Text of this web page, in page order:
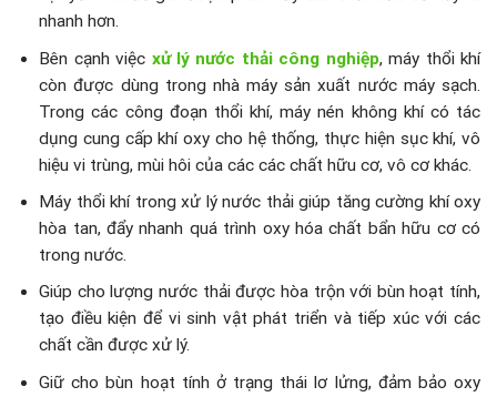
nhanh hơn.
Bên cạnh việc xử lý nước thải công nghiệp, máy thổi khí
còn được dùng trong nhà máy sản xuất nước máy sạch.
Trong các công đoạn thổi khí, máy nén không khí có tác
dụng cung cấp khí oxy cho hệ thống, thực hiện sục khí, vô
hiệu vi trùng, mùi hôi của các các chất hữu cơ, vô cơ khác.
Máy thổi khí trong xử lý nước thải giúp tăng cường khí oxy
hòa tan, đẩy nhanh quá trình oxy hóa chất bẩn hữu cơ có
trong nước.
Giúp cho lượng nước thải được hòa trộn với bùn hoạt tính,
tạo điều kiện để vi sinh vật phát triển và tiếp xúc với các
chất cần được xử lý.
Giữ cho bùn hoạt tính ở trạng thái lơ lửng, đảm bảo oxy